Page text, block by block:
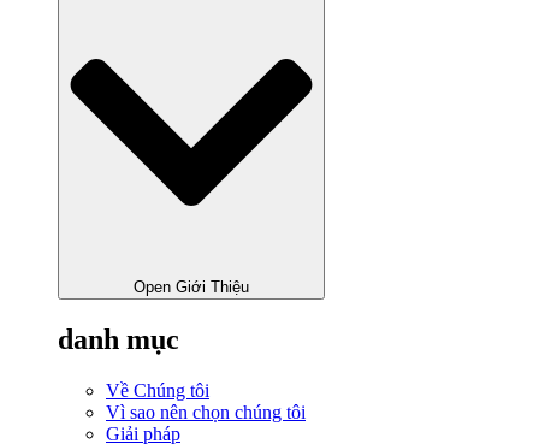
Open Giới Thiệu
danh mục
Về Chúng tôi
Vì sao nên chọn chúng tôi
Giải pháp